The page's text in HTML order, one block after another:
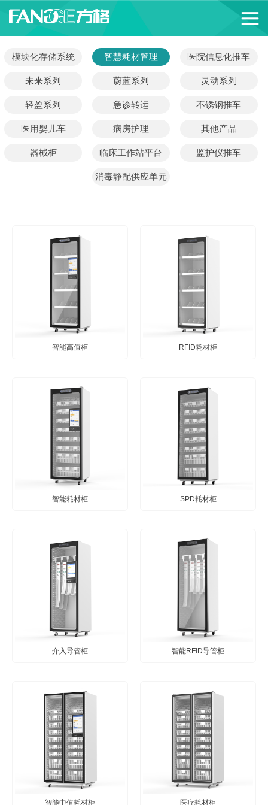
模块化存储系统 智慧耗材管理 医院信息化推车
未来系列 蔚蓝系列 灵动系列
轻盈系列 急诊转运 不锈钢推车
医用婴儿车 病房护理 其他产品
器械柜 临床工作站平台 监护仪推车
消毒静配供应单元
智能高值柜 RFID耗材柜
智能耗材柜 SPD耗材柜
介入导管柜 智能RFID导管柜
智能中值耗材柜 医疗耗材柜